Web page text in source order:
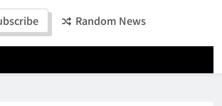
Series
Malaysia 2026– Press
Random News